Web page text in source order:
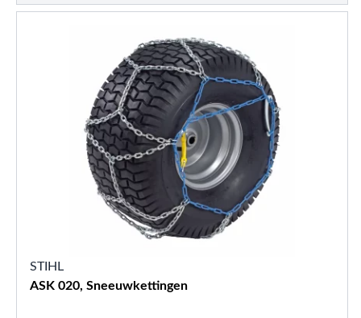
STIHL
ASK 020, Sneeuwkettingen